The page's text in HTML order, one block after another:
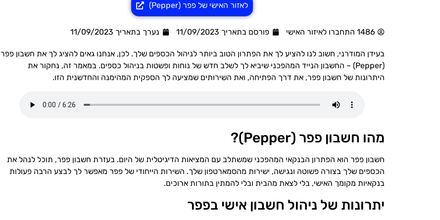
לאזור האישי של פפר (Pepper)
1486 התחברו לאיזור האישי פורסם בתאריך 11/09/2023 נערך בתאריך 11/09/2023
בעידן המודרני, חשוב לנו להציע לך את הפתרון הטוב ביותר לניהול הכספים שלך. לכן, אנחנו גאים להציג לך את חשבון פפר
(Pepper) – החשבון הנייד המהפכני שיביא לך לשלב חדש של נוחות ופשטות בניהול כספים. במאמר זה, נחקור את
היתרונות של חשבון פפר, את דרך הפתיחה, ואת השירותים שמציעה לך הספקית המהימנה והחדשנית הזו.
מהו חשבון פפר (Pepper)?
חשבון פפר הוא הפתרון הבנקאי המהפכני שמשתלב עם המציאות הדיגיטלית של היום. בעזרת חשבון פפר, תוכל לנהל את
הכספים שלך בצורה פשוטה ונגישה, ישירות מהסמארטפון שלך. השירות הייחודי של פפר מאפשר לך לבצע הרבה פעולות
בנקאיות מקומך האישי, בלי לצאת מהבית ובלי להמתין בתורות ארוכים.
יתרונות של ניהול חשבון אישי בפפר